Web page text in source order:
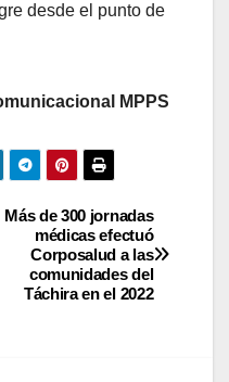
desde el punto de
MPPS
Más de 300 jornadas
médicas efectuó
Corposalud a las
comunidades del
Táchira en el 2022